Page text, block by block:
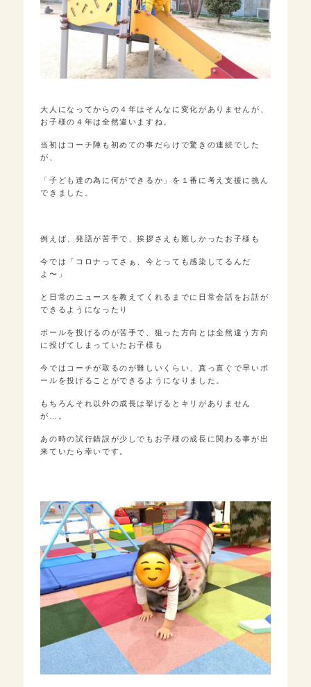
大人になってからの４年はそんなに変化がありませんが、
お子様の４年は全然違いますね。
当初はコーチ陣も初めての事だらけで驚きの連続でした
が、
「子ども達の為に何ができるか」を１番に考え支援に挑ん
できました。
例えば、発語が苦手で、挨拶さえも難しかったお子様も
今では「コロナってさぁ、今とっても感染してるんだ
よ〜」
と日常のニュースを教えてくれるまでに日常会話をお話が
できるようになったり
ボールを投げるのが苦手で、狙った方向とは全然違う方向
に投げてしまっていたお子様も
今ではコーチが取るのが難しいくらい、真っ直ぐで早いボ
ールを投げることができるようになりました。
もちろんそれ以外の成長は挙げるとキリがありません
が…。
あの時の試行錯誤が少しでもお子様の成長に関わる事が出
来ていたら幸いです。